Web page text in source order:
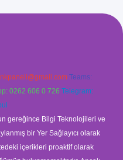
Teams:
0262 606 0 726 Telegram:
gereğince Bilgi Teknolojileri ve
bir Yer Sağlayıcı olarak
içerikleri proaktif olarak